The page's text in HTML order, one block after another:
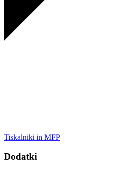
Tiskalniki in MFP
Dodatki